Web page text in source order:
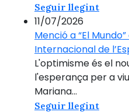
Seguir llegint
11/07/2026
Menció a “El
Internacional de
L'optimisme és el
l'esperança per a
Mariana...
Seguir llegint